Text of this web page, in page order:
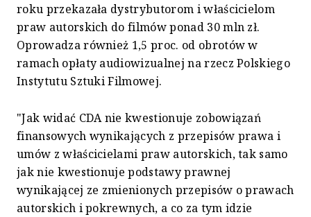
roku przekazała dystrybutorom i właścicielom
praw autorskich do filmów ponad 30 mln zł.
Oprowadza również 1,5 proc. od obrotów w
ramach opłaty audiowizualnej na rzecz Polskiego
Instytutu Sztuki Filmowej.
"Jak widać CDA nie kwestionuje zobowiązań
finansowych wynikających z przepisów prawa i
umów z właścicielami praw autorskich, tak samo
jak nie kwestionuje podstawy prawnej
wynikającej ze zmienionych przepisów o prawach
autorskich i pokrewnych, a co za tym idzie